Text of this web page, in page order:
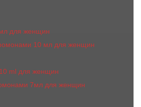
для женщин
10 мл для женщин
ml для женщин
7мл для женщин